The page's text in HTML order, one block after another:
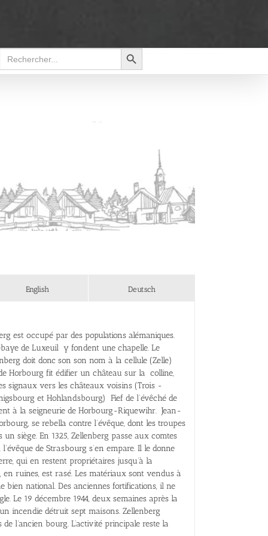
for:
Search Button
English Deutsch
est occupé par des populations alémaniques.
de Luxeuil y fondent une chapelle. Le
doit donc son son nom à la cellule (Zelle)
Horbourg fit édifier un château sur la colline,
signaux vers les châteaux voisins (Trois -
et Hohlandsbourg) Fief de l’évêché de
à la seigneurie de Horbourg-Riquewihr. Jean-
se rebella contre l’évêque, dont les troupes
siège. En 1325, Zellenberg passe aux comtes
l’évêque de Strasbourg s’en empare. Il le donne
qui en restent propriétaires jusqu’à la
en ruines, est rasé. Les matériaux sont vendus à
bien national. Des anciennes fortifications, il ne
Le 19 décembre 1944, deux semaines après la
incendie détruit sept maisons. Zellenberg
l’ancien bourg. L’activité principale reste la